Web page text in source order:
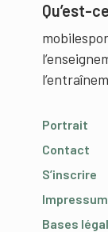
Qu’est-
Portrait
Contact
S’inscrire
Impressum
Bases